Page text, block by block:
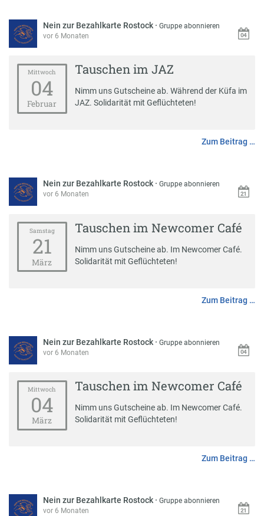
Nein zur Bezahlkarte Rostock ·Gruppe abonnieren
vor 6 Monaten
Mittwoch
04
Februar
Tauschen im JAZ
Nimm uns Gutscheine ab. Während der Küfa im
JAZ. Solidarität mit Geflüchteten!
Zum Beitrag …
Nein zur Bezahlkarte Rostock ·Gruppe abonnieren
vor 6 Monaten
Samstag
21
März
Tauschen im Newcomer Café
Nimm uns Gutscheine ab. Im Newcomer Café.
Solidarität mit Geflüchteten!
Zum Beitrag …
Nein zur Bezahlkarte Rostock ·Gruppe abonnieren
vor 6 Monaten
Mittwoch
04
März
Tauschen im Newcomer Café
Nimm uns Gutscheine ab. Im Newcomer Café.
Solidarität mit Geflüchteten!
Zum Beitrag …
Nein zur Bezahlkarte Rostock ·Gruppe abonnieren
vor 6 Monaten